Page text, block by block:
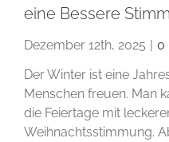
eine Bessere
Dezember 12th, 2025 | 0
Der Winter ist eine
Menschen freuen. Man
die Feiertage mit
Weihnachtsstimmung.